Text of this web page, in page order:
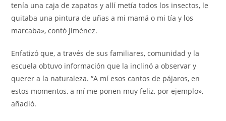
tenía una caja de zapatos y allí metía todos los insectos, le
quitaba una pintura de uñas a mi mamá o mi tía y los
marcaba», contó Jiménez.
Enfatizó que, a través de sus familiares, comunidad y la
escuela obtuvo información que la inclinó a observar y
querer a la naturaleza. “A mí esos cantos de pájaros, en
estos momentos, a mí me ponen muy feliz, por ejemplo»,
añadió.